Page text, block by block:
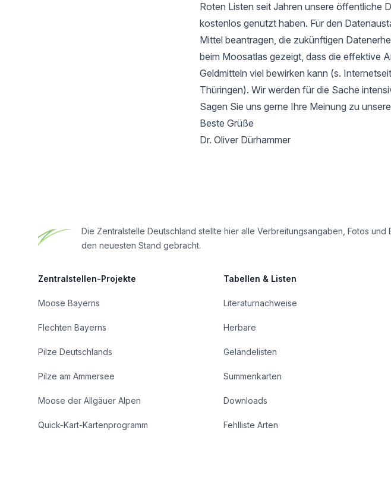
Roten Listen seit Jahren unsere öffentliche
kostenlos genutzt haben. Für den
Mittel beantragen, die zukünftigen
beim Moosatlas gezeigt, dass die effektive
Geldmitteln viel bewirken kann (s.
Thüringen). Wir werden für die Sache
Sagen Sie uns gerne Ihre Meinung zu
Beste Grüße
Dr. Oliver Dürhammer
Die Zentralstelle Deutschland stellte hier alle Verbreitungsangaben, Fotos
den neuesten Stand gebracht.
Zentralstellen-Projekte
Moose Bayerns
Flechten Bayerns
Pilze Deutschlands
Pilze am Ammersee
Moose der Allgäuer Alpen
Quick-Kart-Kartenprogramm
Tabellen & Listen
Literaturnachweise
Herbare
Geländelisten
Summenkarten
Downloads
Fehlliste Arten